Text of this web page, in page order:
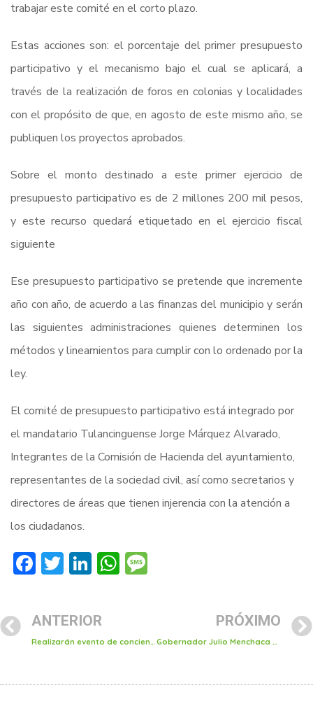
trabajar este comité en el corto plazo.
Estas acciones son: el porcentaje del primer presupuesto
participativo y el mecanismo bajo el cual se aplicará, a
través de la realización de foros en colonias y localidades
con el propósito de que, en agosto de este mismo año, se
publiquen los proyectos aprobados.
Sobre el monto destinado a este primer ejercicio de
presupuesto participativo es de 2 millones 200 mil pesos,
y este recurso quedará etiquetado en el ejercicio fiscal
siguiente
Ese presupuesto participativo se pretende que incremente
año con año, de acuerdo a las finanzas del municipio y serán
las siguientes administraciones quienes determinen los
métodos y lineamientos para cumplir con lo ordenado por la
ley.
El comité de presupuesto participativo está integrado por
el mandatario Tulancinguense Jorge Márquez Alvarado,
Integrantes de la Comisión de Hacienda del ayuntamiento,
representantes de la sociedad civil, así como secretarios y
directores de áreas que tienen injerencia con la atención a
los ciudadanos.
Facebook
Twitter
LinkedIn
WhatsApp
ANTERIOR
Realizarán evento de concientización a la tenencia responsable de mascotas en jardín la floresta
PRÓXIMO
Gobernador Julio Menchaca y alcalde Jorge Márquez inauguraron vía de alta prioridad y centro de video vigilancia de Tulancingo